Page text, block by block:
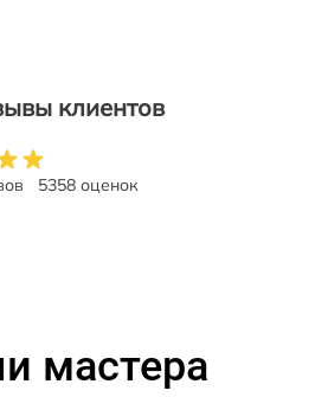
клиентов
5358 оценок
мастера